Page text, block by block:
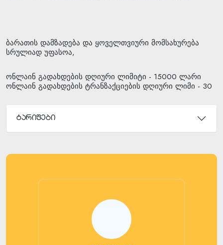
ბარათის დამზადება და ყოველთვიური მომსახურება
სრულიად უფასოა,
ონლაინ გადახდების დღიური ლიმიტი - 15000 ლარი
ონლაინ გადახდების ტრანზაქციების დღიური ლიმი - 30
ტარიფები